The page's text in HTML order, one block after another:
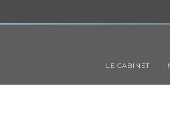
Principal
LE CABINET